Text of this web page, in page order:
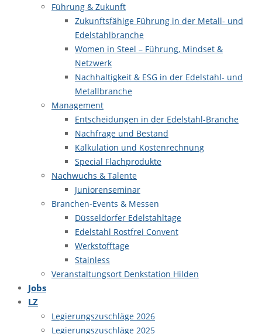
Führung & Zukunft
Zukunftsfähige Führung in der Metall- und
Edelstahlbranche
Women in Steel – Führung, Mindset &
Netzwerk
Nachhaltigkeit & ESG in der Edelstahl- und
Metallbranche
Management
Entscheidungen in der Edelstahl-Branche
Nachfrage und Bestand
Kalkulation und Kostenrechnung
Special Flachprodukte
Nachwuchs & Talente
Juniorenseminar
Branchen-Events & Messen
Düsseldorfer Edelstahltage
Edelstahl Rostfrei Convent
Werkstofftage
Stainless
Veranstaltungsort Denkstation Hilden
Jobs
LZ
Legierungszuschläge 2026
Legierungszuschläge 2025